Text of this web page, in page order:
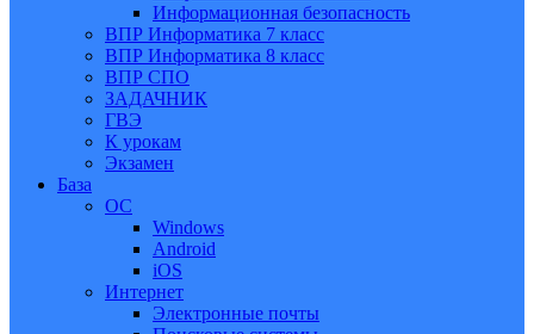
Информационная безопасность
ВПР Информатика 7 класс
ВПР Информатика 8 класс
ВПР СПО
ЗАДАЧНИК
ГВЭ
К урокам
Экзамен
База
ОС
Windows
Android
iOS
Интернет
Электронные почты